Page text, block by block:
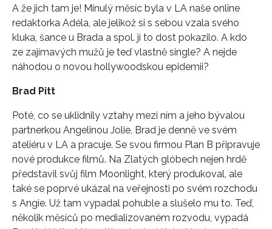
A že jich tam je! Minulý měsíc byla v LA naše online
redaktorka Adéla, ale jelikož si s sebou vzala svého
kluka, šance u Brada a spol. jí to dost pokazilo. A kdo
ze zajímavých mužů je teď vlastně single? A nejde
náhodou o novou hollywoodskou epidemii?
Brad Pitt
Poté, co se uklidnily vztahy mezi ním a jeho bývalou
partnerkou Angelinou Jolie, Brad je denně ve svém
ateliéru v LA a pracuje. Se svou firmou Plan B připravuje
nové produkce filmů. Na Zlatých glóbech nejen hrdě
představil svůj film Moonlight, který produkoval, ale
také se poprvé ukázal na veřejnosti po svém rozchodu
s Angie. Už tam vypadal pohuble a slušelo mu to. Teď,
několik měsíců po medializovaném rozvodu, vypadá